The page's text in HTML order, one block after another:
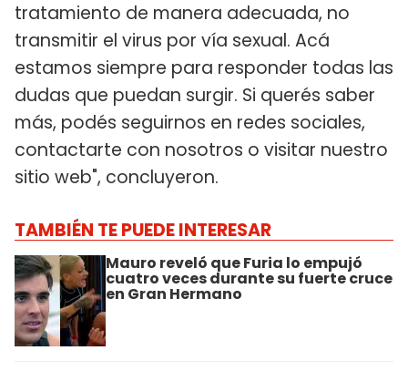
tratamiento de manera adecuada, no
transmitir el virus por vía sexual. Acá
estamos siempre para responder todas las
dudas que puedan surgir. Si querés saber
más, podés seguirnos en redes sociales,
contactarte con nosotros o visitar nuestro
sitio web", concluyeron.
TAMBIÉN TE PUEDE INTERESAR
Mauro reveló que Furia lo empujó
cuatro veces durante su fuerte cruce
en Gran Hermano